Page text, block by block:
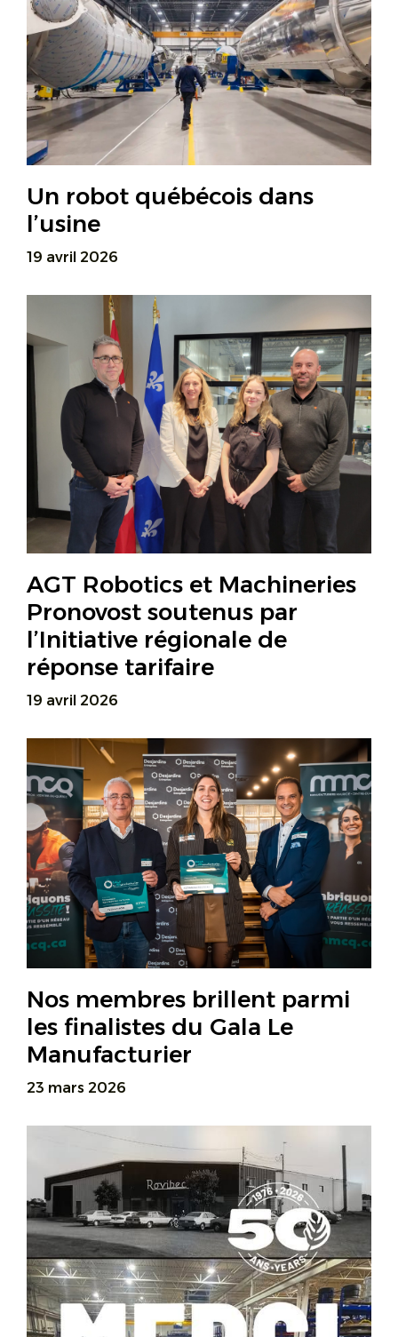
Un robot québécois dans
l’usine
19 avril 2026
AGT Robotics et Machineries
Pronovost soutenus par
l’Initiative régionale de
réponse tarifaire
19 avril 2026
Nos membres brillent parmi
les finalistes du Gala Le
Manufacturier
23 mars 2026